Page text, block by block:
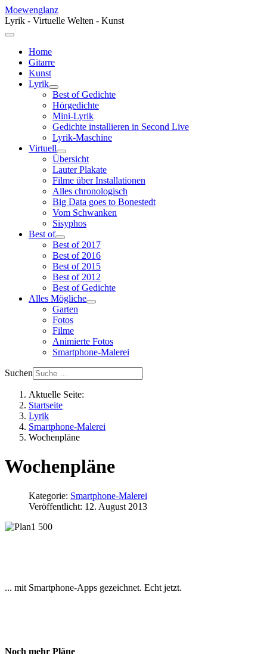
Moewenglanz
Lyrik - Virtuelle Welten - Kunst
Home
Gitarre
Kunst
Lyrik
Best of Gedichte
Hörgedichte
Mini-Lyrik
Gedichte installieren in Second Live
Lyrik-Maschine
Virtuell
Übersicht
Lauter Plakate
Filme über Installationen
Alles chronologisch
Big Data goes to Bonestedt
Vom Schwanken
Sisyphos
Best of
Best of 2017
Best of 2016
Best of 2015
Best of 2012
Best of Gedichte
Alles Mögliche
Garten
Fotos
Filme
Animierte Fotos
Smartphone-Malerei
Suchen
Aktuelle Seite:
Startseite
Lyrik
Smartphone-Malerei
Wochenpläne
Wochenpläne
Kategorie: Smartphone-Malerei
Veröffentlicht: 12. August 2013
... mit Smartphone-Apps gezeichnet. Echt jetzt.
Noch mehr Pläne